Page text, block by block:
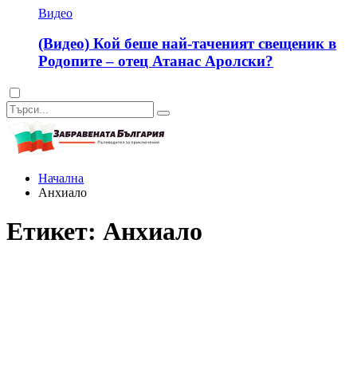
Видео
(Видео) Кой беше най-таченият свещеник в
Родопите – отец Атанас Аролски?
Dark
mode
Начална
Анхиало
Етикет: Анхиало